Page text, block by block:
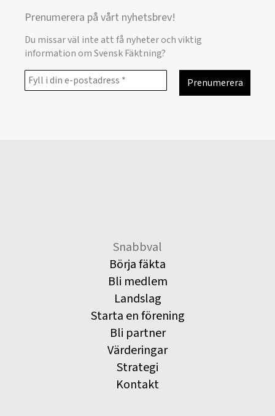
Prenumerera på vårt nyhetsbrev!
Du missar väl inte att få nyheter och viktig
information om Svensk Fäktning?
Snabbval
Börja fäkta
Bli medlem
Landslag
Starta en förening
Bli partner
Värderingar
Strategi
Kontakt